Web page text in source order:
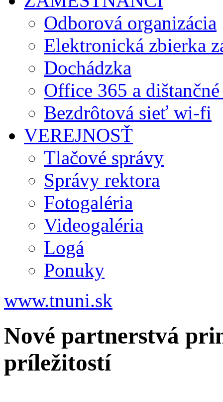
Odborová organizácia
Elektronická zbierka
Dochádzka
Office 365 a
Bezdrôtová sieť wi-fi
VEREJNOSŤ
Tlačové správy
Správy rektora
Fotogaléria
Videogaléria
Logá
Ponuky
www.tnuni.sk
Nové partnerstvá
príležitostí